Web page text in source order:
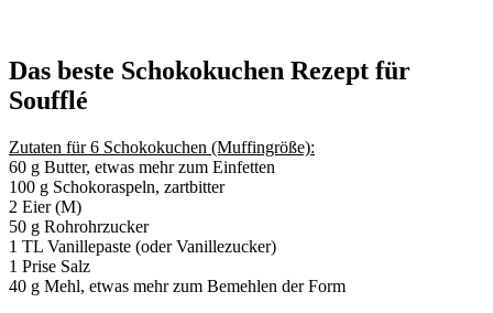
Das beste Schokokuchen Rezept für
Soufflé
Zutaten für 6 Schokokuchen (Muffingröße):
60 g Butter, etwas mehr zum Einfetten
100 g Schokoraspeln, zartbitter
2 Eier (M)
50 g Rohrohrzucker
1 TL Vanillepaste (oder Vanillezucker)
1 Prise Salz
40 g Mehl, etwas mehr zum Bemehlen der Form